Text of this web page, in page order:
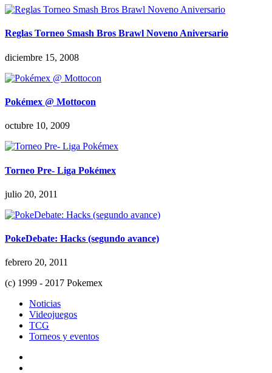
Reglas Torneo Smash Bros Brawl Noveno Aniversario
diciembre 15, 2008
Pokémex @ Mottocon
octubre 10, 2009
Torneo Pre- Liga Pokémex
julio 20, 2011
PokeDebate: Hacks (segundo avance)
febrero 20, 2011
(c) 1999 - 2017 Pokemex
Noticias
Videojuegos
TCG
Torneos y eventos